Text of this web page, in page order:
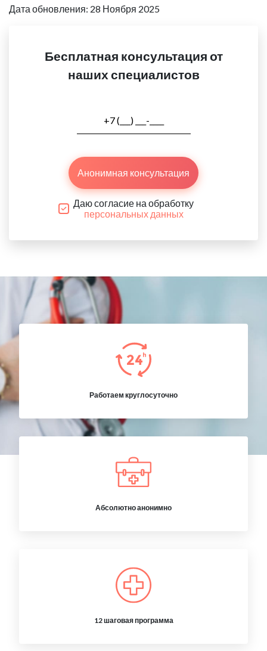
Дата обновления: 28 Ноября 2025
Бесплатная консультация от
наших специалистов
Анонимная консультация
Даю согласие на обработку
персональных данных
Работаем круглосуточно
Абсолютно анонимно
12 шаговая программа